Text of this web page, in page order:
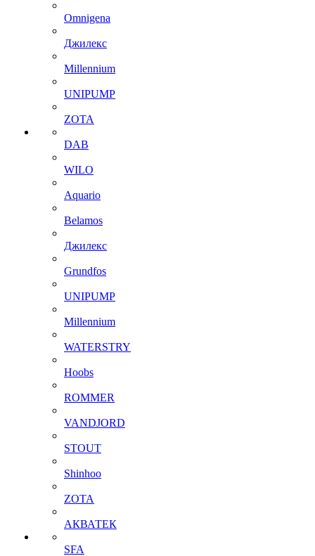
Omnigena
Джилекс
Millennium
UNIPUMP
ZOTA
DAB
WILO
Aquario
Belamos
Джилекс
Grundfos
UNIPUMP
Millennium
WATERSTRY
Hoobs
ROMMER
VANDJORD
STOUT
Shinhoo
ZOTA
АКВАТЕК
SFA